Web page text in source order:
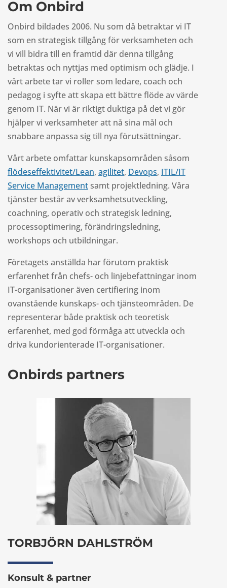
Om Onbird
Onbird bildades 2006. Nu som då betraktar vi IT
som en strategisk tillgång för verksamheten och
vi vill bidra till en framtid där denna tillgång
betraktas och nyttjas med optimism och glädje. I
vårt arbete tar vi roller som ledare, coach och
pedagog i syfte att skapa ett bättre flöde av värde
genom IT. När vi är riktigt duktiga på det vi gör
hjälper vi verksamheter att nå sina mål och
snabbare anpassa sig till nya förutsättningar.
Vårt arbete omfattar kunskapsområden såsom
flödeseffektivitet/Lean, agilitet, Devops, ITIL/IT
Service Managementsamt projektledning. Våra
tjänster består av verksamhetsutveckling,
coachning, operativ och strategisk ledning,
processoptimering, förändringsledning,
workshops och utbildningar.
Företagets anställda har förutom praktisk
erfarenhet från chefs- och linjebefattningar inom
IT-organisationer även certifiering inom
ovanstående kunskaps- och tjänsteområden. De
representerar både praktisk och teoretisk
erfarenhet, med god förmåga att utveckla och
driva kundorienterade IT-organisationer.
Onbirds partners
TORBJÖRN DAHLSTRÖM
Konsult & partner